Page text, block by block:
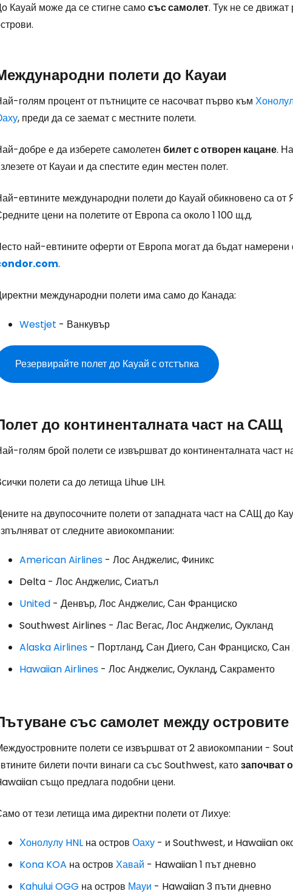
Кауай може да се стигне самосъс самолет. Тук не се
полети до Кауаи
голям процент от пътниците се насочват първо към
, преди да се заемат с местните полети.
добре е да изберете самолетен билет с отворен кацане.
от Кауаи и да спестите един местен полет.
евтините международни полети до Кауай обикновено са
цени на полетите от Европа са около 1 100 щ.д.
най-евтините оферти от Европа могат да бъдат намерени
.
международни полети има само до Канада:
Westjet - Ванкувър
Резервирайте полет до Кауай с отстъпка
до континенталната част на САЩ
голям брой полети се извършват до континенталната част
полети са до летища Lihue LIH.
на двупосочните полети от западната част на САЩ до
от следните авиокомпании:
American Airlines - Лос Анджелис, Финикс
Delta - Лос Анджелис, Сиатъл
United - Денвър, Лос Анджелис, Сан Франциско
Southwest Airlines - Лас Вегас, Лос Анджелис, Оукланд
Alaska Airlines - Портланд, Сан Диего, Сан Франциско,
Hawaiian Airlines - Лос Анджелис, Оукланд, Сакраменто
със самолет между островите
полети се извършват от 2 авиокомпании -
билети почти винаги са със Southwest, катозапочват
също предлага подобни цени.
от тези летища има директни полети от Лихуе:
Хонолулу HNL на остров Оаху - и Southwest, и Hawaiian
Kona KOA на остров Хавай - Hawaiian 1 път дневно
Kahului OGG на остров Мауи - Hawaiian 3 пъти дневно
Влезте в
... световната общност на туристите